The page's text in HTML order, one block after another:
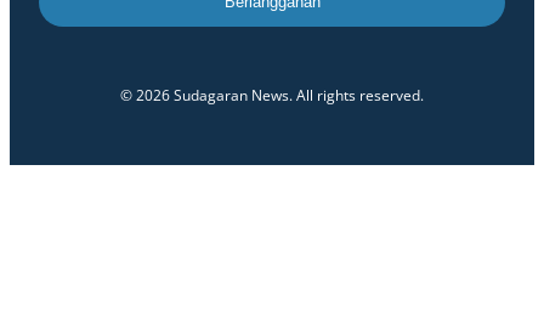
© 2026 Sudagaran News. All rights reserved.